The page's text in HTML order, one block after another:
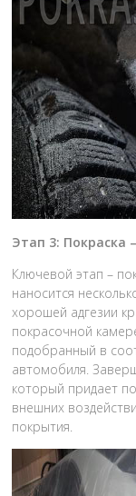
Этап 3: Покраска
Ключевой этап –
наносится
хорошей адгезии
покрасочной
подобранный в
автомобиля.
который придает
внешних
покрытия.